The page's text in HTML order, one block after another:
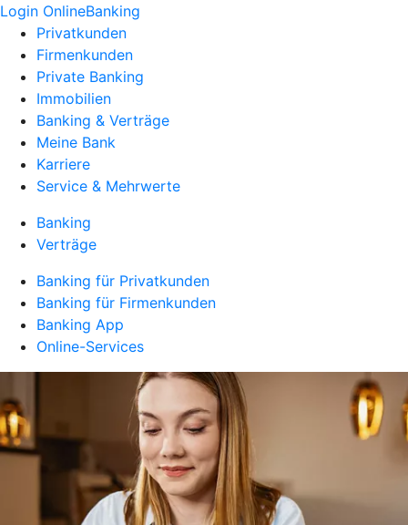
Login OnlineBanking
Privatkunden
Firmenkunden
Private Banking
Immobilien
Banking & Verträge
Meine Bank
Karriere
Service & Mehrwerte
Banking
Verträge
Banking für Privatkunden
Banking für Firmenkunden
Banking App
Online-Services